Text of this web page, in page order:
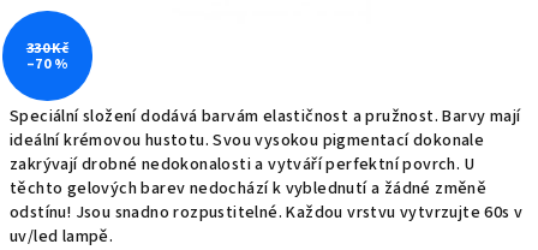
Speciální složení dodává barvám elastičnost a pružnost. Barvy mají
ideální krémovou hustotu. Svou vysokou pigmentací dokonale
zakrývají drobné nedokonalosti a vytváří perfektní povrch. U
těchto gelových barev nedochází k vyblednutí a žádné změně
odstínu! Jsou snadno rozpustitelné. Každou vrstvu vytvrzujte 60s v
uv/led lampě.
330 Kč
–70 %